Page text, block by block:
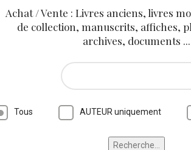
Achat / Vente : Livres anciens, livres
de collection, manuscrits, affiches,
archives, documents ...
Tous AUTEUR uniquement